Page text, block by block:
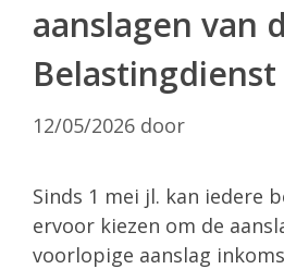
aanslagen van
Belastingdienst
12/05/2026 door
Sinds 1 mei jl. kan iedere
ervoor kiezen om de
voorlopige aanslag